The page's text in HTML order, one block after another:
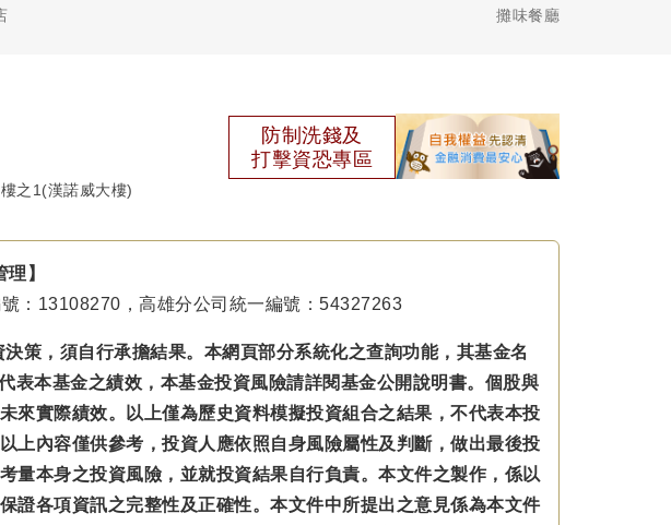
攤味餐廳
之1(漢諾威大樓)
防制洗錢及
打擊資恐專區
】
：13108270，高雄分公司統一編號：54327263
策，須自行承擔結果。本網頁部分系統化之查詢功能，其基金名
本基金之績效，本基金投資風險請詳閱基金公開說明書。個股與
來實際績效。以上僅為歷史資料模擬投資組合之結果，不代表本投
上內容僅供參考，投資人應依照自身風險屬性及判斷，做出最後投
量本身之投資風險，並就投資結果自行負責。本文件之製作，係以
證各項資訊之完整性及正確性。本文件中所提出之意見係為本文件